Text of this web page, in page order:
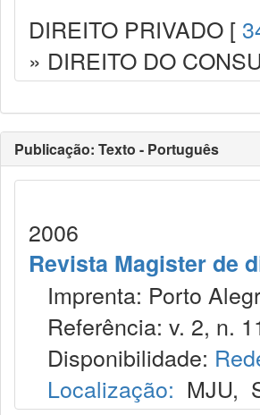
DIREITO PRIVADO [
» DIREITO DO
Publicação: Texto - Português
2006
Revista Magister de
Imprenta: Porto
Referência: v. 2, n.
Disponibilidade:
Localização: MJU,